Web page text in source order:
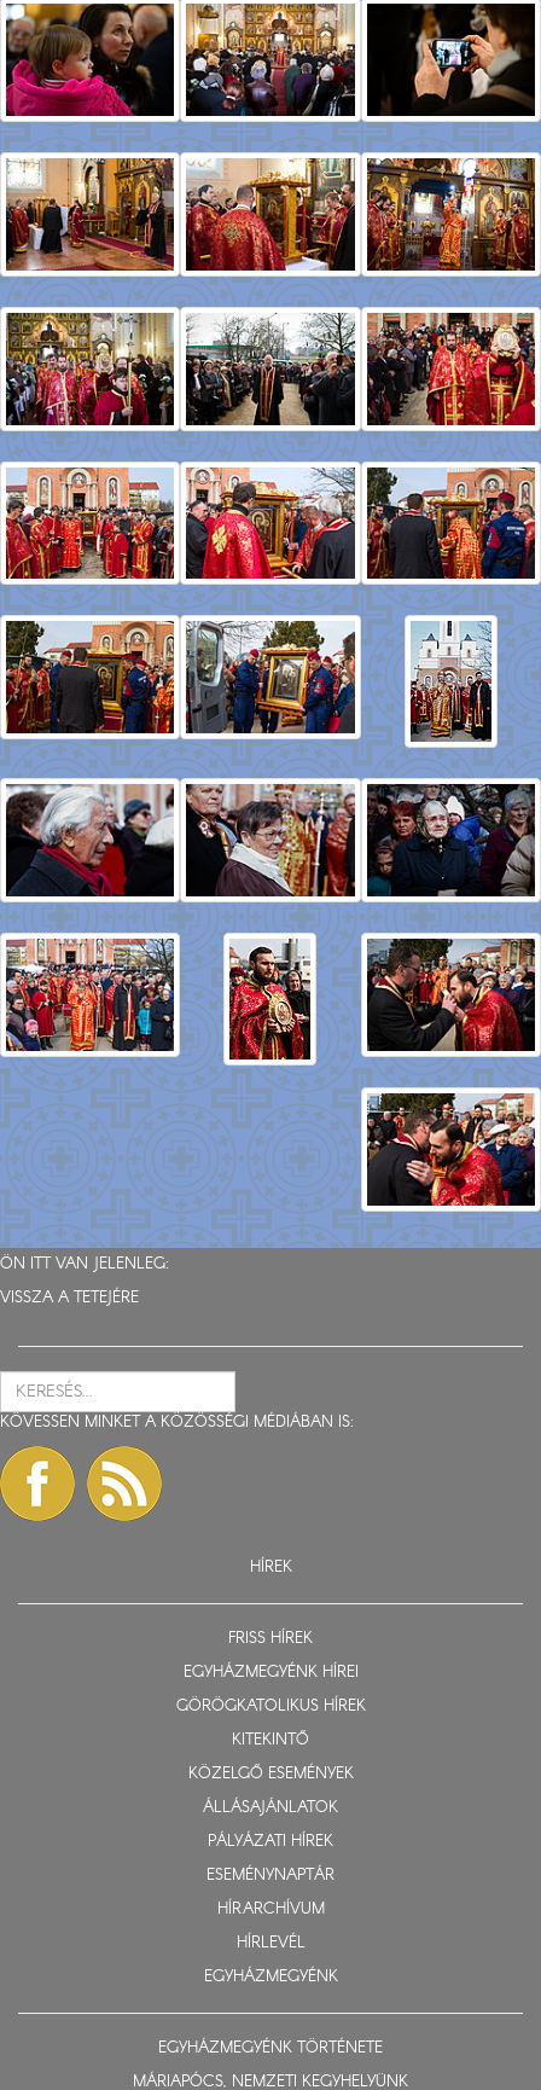
ÖN ITT VAN JELENLEG:
VISSZA A TETEJÉRE
KÖVESSEN MINKET A KÖZÖSSÉGI MÉDIÁBAN IS:
HÍREK
FRISS HÍREK
EGYHÁZMEGYÉNK HÍREI
GÖRÖGKATOLIKUS HÍREK
KITEKINTŐ
KÖZELGŐ ESEMÉNYEK
ÁLLÁSAJÁNLATOK
PÁLYÁZATI HÍREK
ESEMÉNYNAPTÁR
HÍRARCHÍVUM
HÍRLEVÉL
EGYHÁZMEGYÉNK
EGYHÁZMEGYÉNK TÖRTÉNETE
MÁRIAPÓCS, NEMZETI KEGYHELYÜNK